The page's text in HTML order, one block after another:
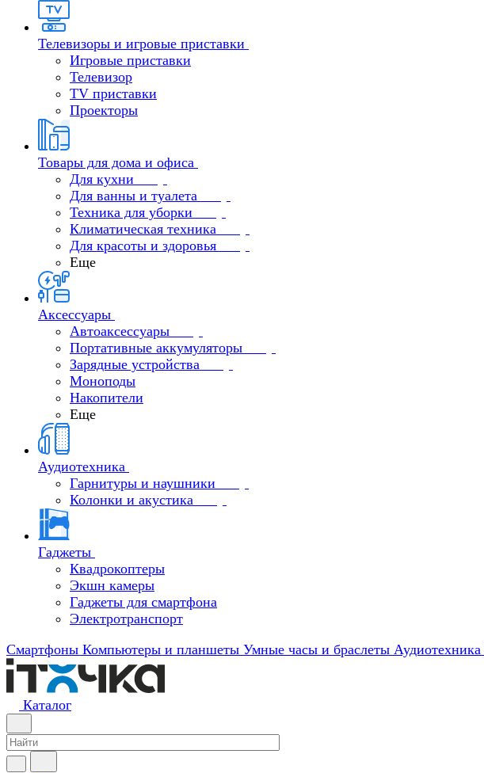
Телевизоры и игровые приставки
Игровые приставки
Телевизор
TV приставки
Проекторы
Товары для дома и офиса
Для кухни
Для ванны и туалета
Техника для уборки
Климатическая техника
Для красоты и здоровья
Еще
Аксессуары
Автоаксессуары
Портативные аккумуляторы
Зарядные устройства
Моноподы
Накопители
Еще
Аудиотехника
Гарнитуры и наушники
Колонки и акустика
Гаджеты
Квадрокоптеры
Экшн камеры
Гаджеты для смартфона
Электротранспорт
Смартфоны Компьютеры и планшеты Умные часы и браслеты Аудиотехника
Каталог